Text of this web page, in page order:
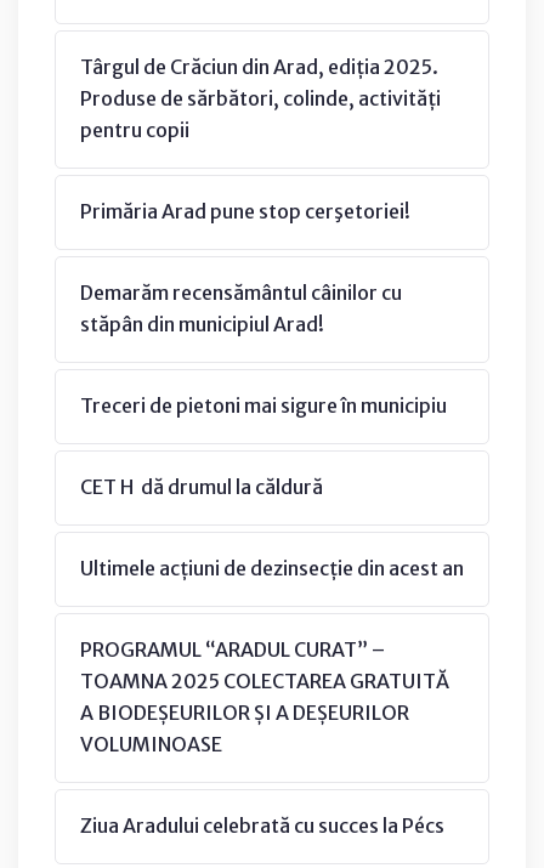
Târgul de Crăciun din Arad, ediția 2025.
Produse de sărbători, colinde, activități
pentru copii
Primăria Arad pune stop cerşetoriei!
Demarăm recensământul câinilor cu
stăpân din municipiul Arad!
Treceri de pietoni mai sigure în municipiu
CET H dă drumul la căldură
Ultimele acțiuni de dezinsecție din acest an
PROGRAMUL “ARADUL CURAT” –
TOAMNA 2025 COLECTAREA GRATUITĂ
A BIODEȘEURILOR ȘI A DEȘEURILOR
VOLUMINOASE
Ziua Aradului celebrată cu succes la Pécs